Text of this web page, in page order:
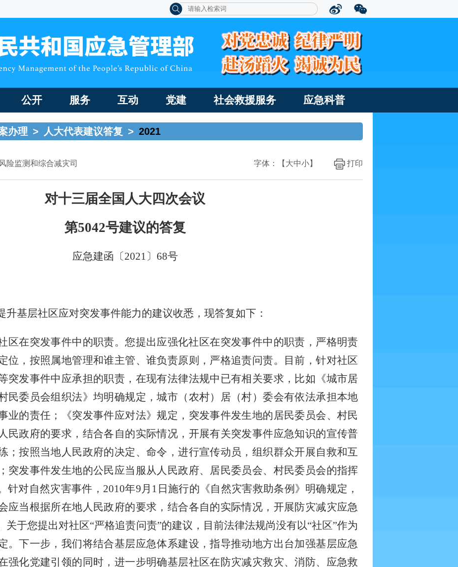
公开 服务 互动 党建 社会救援服务 应急科普
办理 > 人大代表建议答复 > 2021
险监测和综合减灾司 打印
字体：【 大中小】
对十三届全国人大四次会议
第5042号建议的答复
应急建函〔2021 〕 68号
升基层社区应对突发事件能力的建议收悉，现答复如下：
区在突发事件中的职责。您提出应强化社区在突发事件中的职责，严格明责
位，按照属地管理和谁主管、谁负责原则，严格追责问责。目前，针对社区
突发事件中应承担的职责，在现有法律法规中已有相关要求，比如《城市居
民委员会组织法》均明确规定，城市（农村）居（村）委会有依法承担本地
业的责任；《突发事件应对法》规定，突发事件发生地的居民委员会、村民
民政府的要求，结合各自的实际情况，开展有关突发事件应急知识的宣传普
；按照当地人民政府的决定、命令，进行宣传动员，组织群众开展自救和互
突发事件发生地的公民应当服从人民政府、居民委员会、村民委员会的指挥
针对自然灾害事件， 2010年9月 1 日施行的《自然灾害救助条例》明确规定，
应当根据所在地人民政府的要求，结合各自的实际情况，开展防灾减灾应急
关于您提出对社区“严格追责问责”的建议，目前法律法规尚没有以“社区”作为
。下一步，我们将结合基层应急体系建设，指导推动地方出台加强基层应急
强化党建引领的同时，进一步明确基层社区在防灾减灾救灾、消防、应急救